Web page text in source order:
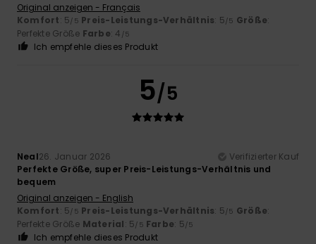
Original anzeigen - Français
Komfort: 5/5 Preis-Leistungs-Verhältnis: 5/5 Größe:
Perfekte Größe Farbe: 4 /5
Ich empfehle dieses Produkt
5/5
Neal26. Januar 2026
Verifizierter Kauf
Perfekte Größe, super Preis-Leistungs-Verhältnis und
bequem
Original anzeigen - English
Komfort: 5/5 Preis-Leistungs-Verhältnis: 5/5 Größe:
Perfekte Größe Material: 5/5 Farbe: 5/5
Ich empfehle dieses Produkt